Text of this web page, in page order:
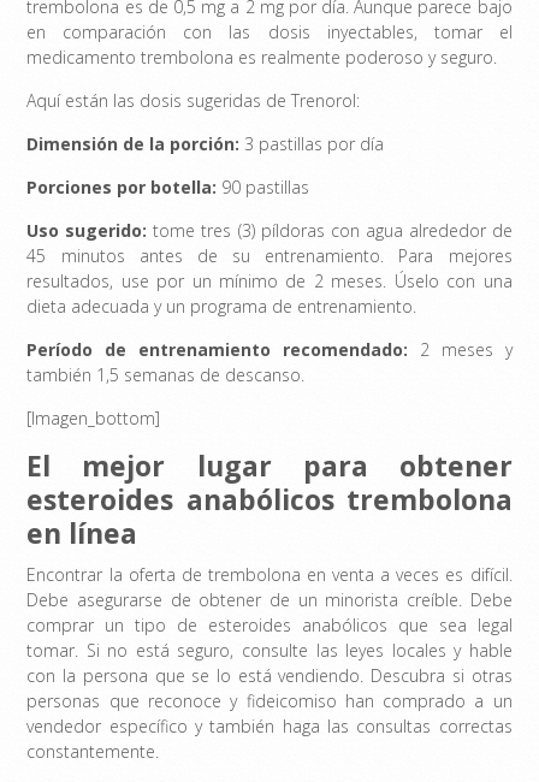
trembolona es de 0,5 mg a 2 mg por día. Aunque parece bajo
en comparación con las dosis inyectables, tomar el
medicamento trembolona es realmente poderoso y seguro.
Aquí están las dosis sugeridas de Trenorol:
Dimensión de la porción: 3 pastillas por día
Porciones por botella: 90 pastillas
Uso sugerido: tome tres (3) píldoras con agua alrededor de
45 minutos antes de su entrenamiento. Para mejores
resultados, use por un mínimo de 2 meses. Úselo con una
dieta adecuada y un programa de entrenamiento.
Período de entrenamiento recomendado: 2 meses y
también 1,5 semanas de descanso.
[Imagen_bottom]
El mejor lugar para obtener
esteroides anabólicos trembolona
en línea
Encontrar la oferta de trembolona en venta a veces es difícil.
Debe asegurarse de obtener de un minorista creíble. Debe
comprar un tipo de esteroides anabólicos que sea legal
tomar. Si no está seguro, consulte las leyes locales y hable
con la persona que se lo está vendiendo. Descubra si otras
personas que reconoce y fideicomiso han comprado a un
vendedor específico y también haga las consultas correctas
constantemente.